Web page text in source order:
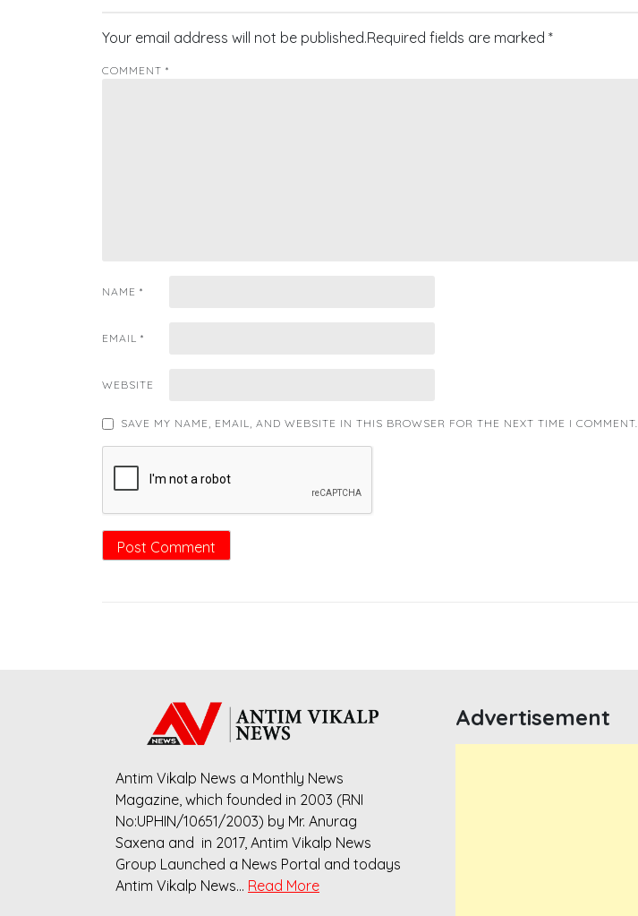
Your email address will not be published.Required fields are marked *
COMMENT *
NAME *
EMAIL *
WEBSITE
SAVE MY NAME, EMAIL, AND WEBSITE IN THIS BROWSER FOR THE NEXT TIME I COMMENT.
Antim Vikalp News a Monthly News
Magazine, which founded in 2003 (RNI
No:UPHIN/10651/2003) by Mr. Anurag
Saxena and in 2017, Antim Vikalp News
Group Launched a News Portal and todays
Antim Vikalp News… Read More
Advertisement